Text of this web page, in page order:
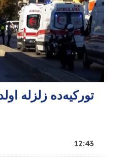
تورکیه‌ده زلزله
12:43